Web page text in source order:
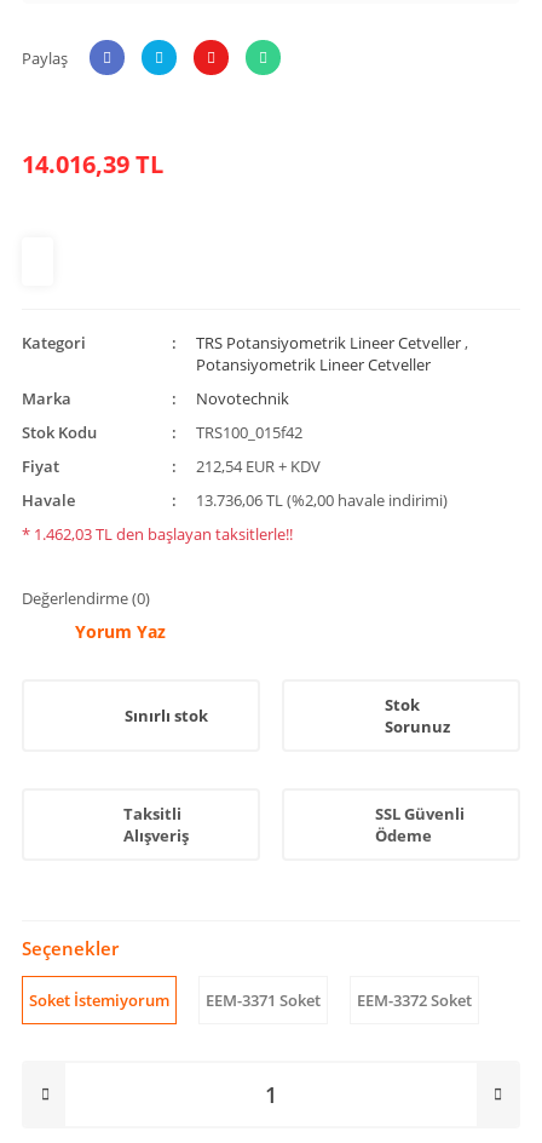
Paylaş
14.016,39 TL
Kategori TRS Potansiyometrik Lineer Cetveller,
Potansiyometrik Lineer Cetveller
Marka
Novotechnik
Stok Kodu
TRS100_015f42
Fiyat
212,54 EUR + KDV
Havale
13.736,06 TL (%2,00 havale indirimi)
* 1.462,03 TL den başlayan taksitlerle!!
Değerlendirme (0)
Yorum Yaz
Sınırlı stok
Stok
Sorunuz
Taksitli
Alışveriş
SSL Güvenli
Ödeme
Seçenekler
Soket İstemiyorum EEM-3371 Soket EEM-3372 Soket